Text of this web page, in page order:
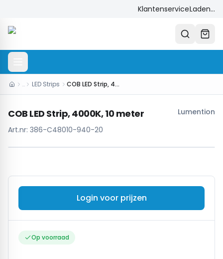
KlantenserviceLaden...
… LED Strips COB LED Strip, 4000K, 10 meter
COB LED Strip, 4000K, 10 meter
Lumention
Art.nr: 386-C48010-940-20
Login voor prijzen
Op voorraad